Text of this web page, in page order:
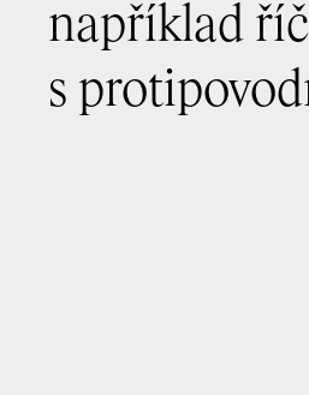
například
s